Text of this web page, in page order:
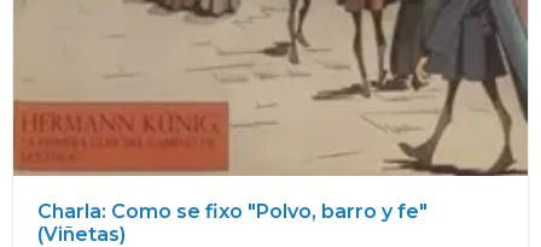
Charla: Como se fixo "Polvo, barro y fe"
(Viñetas)